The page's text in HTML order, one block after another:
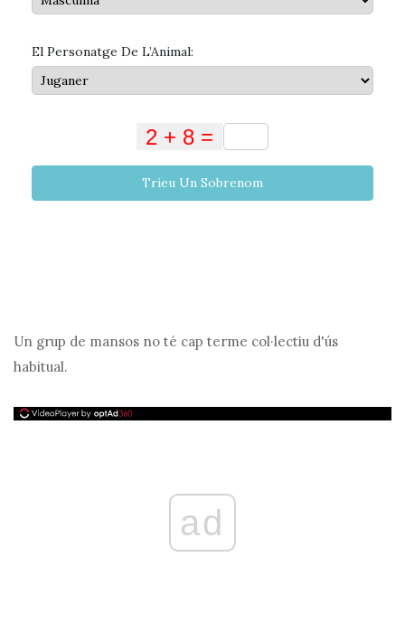
El Personatge De L’Animal:
Trieu Un Sobrenom
Un grup de mansos no té cap terme col·lectiu d'ús
habitual.
ad